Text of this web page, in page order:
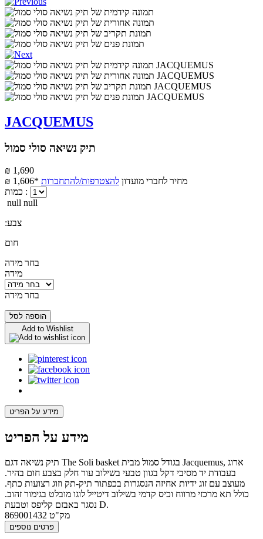
JACQUEMUS
תיק נשיאה סולי סמול
₪ 1,690
₪ 1,606*
מחיר לחברי מועדון להצטרפות/להתחברות
כמות :
null null
:צבע
חום
בחר מידה
מידה
בחר מידה
הוספה לסל
Add to Wishlist
מידע על הפריט
מידע על הפריט
תיק נשיאה דגם The Soli basket בגודל סמול מבית Jacquemus, ארוג
בעבודת יד מסיבי דקל בגוון טבעי בשילוב עור חלק בצבע חום בהיר.
מעוצב עם זוג ידיות אחיזה הנסגרות בכפתור תיק-תק וזוג רצועות כתף.
כולל תא מרכזי מרווח וכיס קדמי בשילוב דיטייל לוגו מובלט בגימור זהוב.
נסגר באבזם קליפס וטבעת D.
מק"ט 869001432
פרטים נוספים